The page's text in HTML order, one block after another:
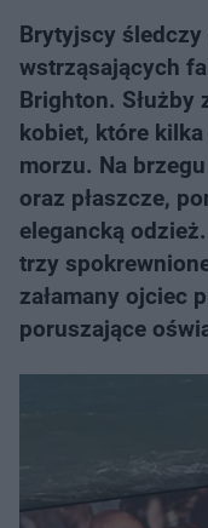
Brytyjscy
wstrząsających
Brighton. Służby
kobiet, które
morzu. Na
oraz płaszcze,
elegancką
trzy
załamany ojciec
poruszające